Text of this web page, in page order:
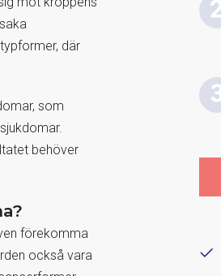
där
som
behöver
förekomma
också vara